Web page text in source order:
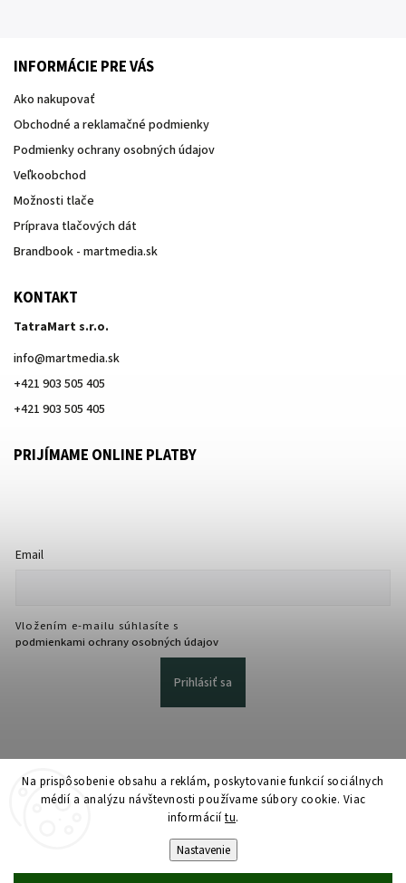
Na prispôsobenie obsahu a reklám, poskytovanie funkcií sociálnych
médií a analýzu návštevnosti používame súbory cookie. Viac
informáciítu.
Nastavenie
INFORMÁCIE PRE VÁS
Ako nakupovať
Obchodné a reklamačné podmienky
Podmienky ochrany osobných údajov
Veľkoobchod
Možnosti tlače
Príprava tlačových dát
Brandbook - martmedia.sk
KONTAKT
TatraMart s.r.o.
info@martmedia.sk
+421 903 505 405
+421 903 505 405
PRIJÍMAME ONLINE PLATBY
Email
Vložením e-mailu súhlasíte s
podmienkami ochrany osobných údajov
Prihlásiť sa
Upraviť nastavenie cookies